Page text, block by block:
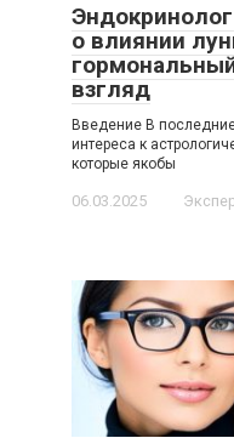
о влиянии
взгляд
Введение В
интереса к
которые якобы
06.03.2025